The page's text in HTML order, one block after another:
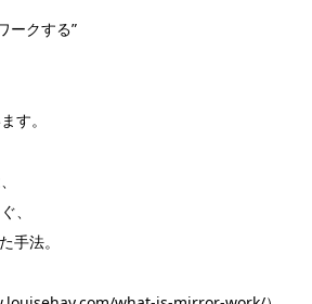
ークする”
す。
、
手法。